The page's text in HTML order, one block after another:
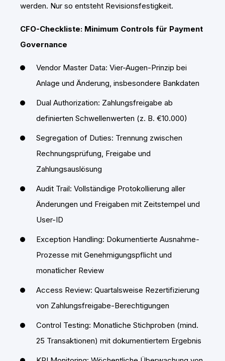
werden. Nur so entsteht Revisionsfestigkeit.
CFO-Checkliste: Minimum Controls für Payment
Governance
Vendor Master Data: Vier-Augen-Prinzip bei
Anlage und Änderung, insbesondere Bankdaten
Dual Authorization: Zahlungsfreigabe ab
definierten Schwellenwerten (z. B. €10.000)
Segregation of Duties: Trennung zwischen
Rechnungsprüfung, Freigabe und
Zahlungsauslösung
Audit Trail: Vollständige Protokollierung aller
Änderungen und Freigaben mit Zeitstempel und
User-ID
Exception Handling: Dokumentierte Ausnahme-
Prozesse mit Genehmigungspflicht und
monatlicher Review
Access Review: Quartalsweise Rezertifizierung
von Zahlungsfreigabe-Berechtigungen
Control Testing: Monatliche Stichproben (mind.
25 Transaktionen) mit dokumentiertem Ergebnis